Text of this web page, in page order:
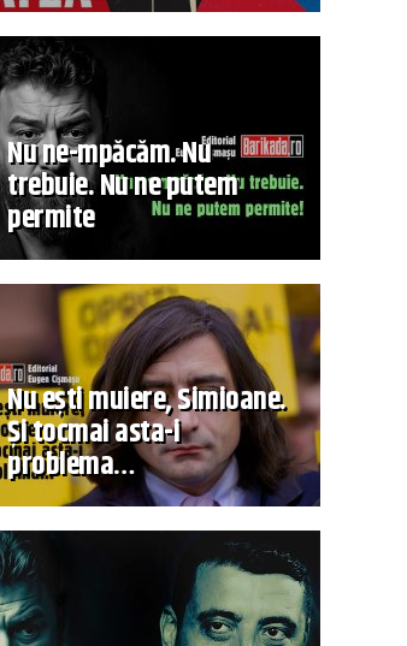
Nu ne-mpăcăm. Nu
trebuie. Nu ne putem
permite
Nu ești muiere, Simioane.
Și tocmai asta-i
problema…